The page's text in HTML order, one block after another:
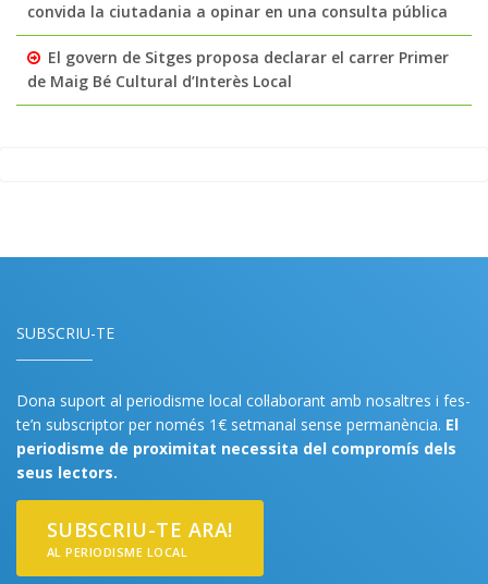
convida la ciutadania a opinar en una consulta pública
El govern de Sitges proposa declarar el carrer Primer
de Maig Bé Cultural d’Interès Local
SUBSCRIU-TE
Dona suport al periodisme local col·laborant amb nosaltres i fes-
te’n subscriptor per només 1€ setmanal sense permanència. El
periodisme de proximitat necessita del compromís dels
seus lectors.
SUBSCRIU-TE ARA!
AL PERIODISME LOCAL